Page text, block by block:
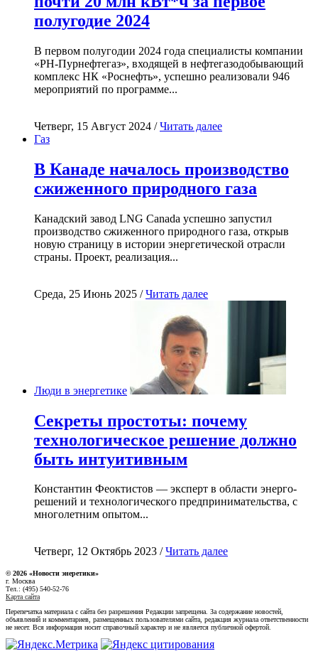
полугодие 2024
В первом полугодии 2024 года специалисты компании
«РН-Пурнефтегаз», входящей в нефтегазодобывающий
комплекс НК «Роснефть», успешно реализовали 946
мероприятий по программе...
Четверг, 15 Август 2024 /Читать далее
Газ
В Канаде началось производство
сжиженного природного газа
Канадский завод LNG Canada успешно запустил
производство сжиженного природного газа, открыв
новую страницу в истории энергетической отрасли
страны. Проект, реализация...
Среда, 25 Июнь 2025 /Читать далее
Люди в энергетике
Секреты простоты: почему
технологическое решение должно
быть интуитивным
Константин Феоктистов — эксперт в области энерго-
решений и технологического предпринимательства, с
многолетним опытом...
Четверг, 12 Октябрь 2023 /Читать далее
© 2026 «Новости энеретики»
г. Москва
Тел.: (495) 540-52-76
Карта сайта
Перепечатка материала с сайта без разрешения Редакции запрещена. За содержание новостей,
объявлений и комментариев, размещенных пользователями сайта, редакция журнала ответственности
не несет. Вся информация носит справочный характер и не является публичной офертой.